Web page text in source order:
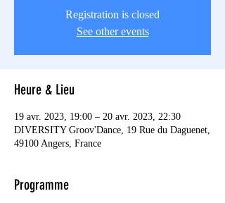
Registration is closed
See other events
Heure & Lieu
19 avr. 2023, 19:00 – 20 avr. 2023, 22:30
DIVERSITY Groov'Dance, 19 Rue du Daguenet,
49100 Angers, France
Programme